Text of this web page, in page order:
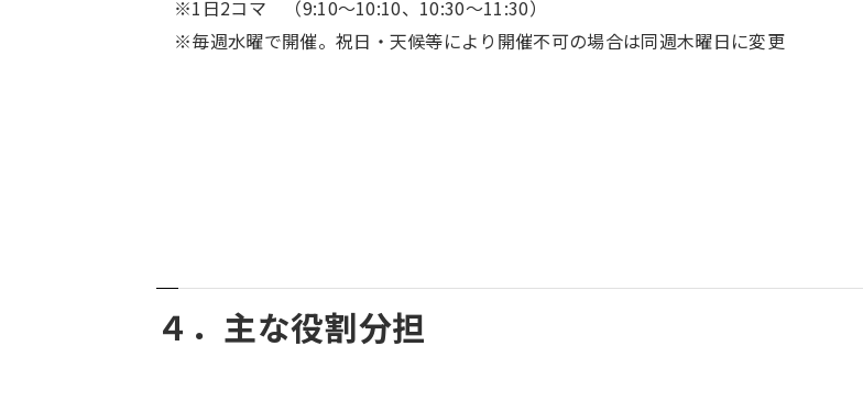
※1日2コマ （9:10～10:10、10:30～11:30）
※毎週水曜で開催。祝日・天候等により開催不可の場合は同週木曜日に変更
４．主な役割分担